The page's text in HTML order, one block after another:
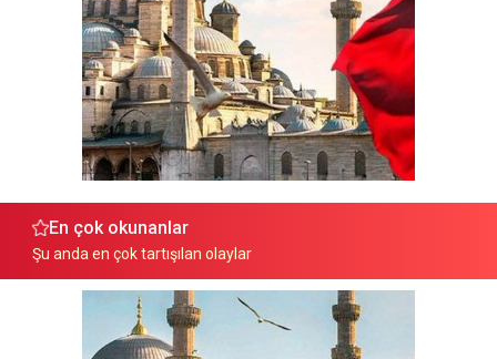
En çok okunanlar
Şu anda en çok tartışılan olaylar